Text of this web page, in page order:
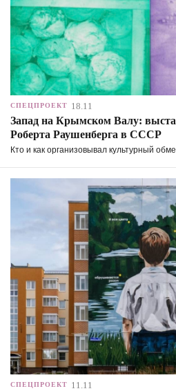
СПЕЦПРОЕКТ 18.11
Запад на Крымском Валу:
Роберта Раушенберга в СССР
Кто и как организовывал культурный
СПЕЦПРОЕКТ 11.11